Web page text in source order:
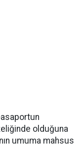
olduğuna
umuma mahsus